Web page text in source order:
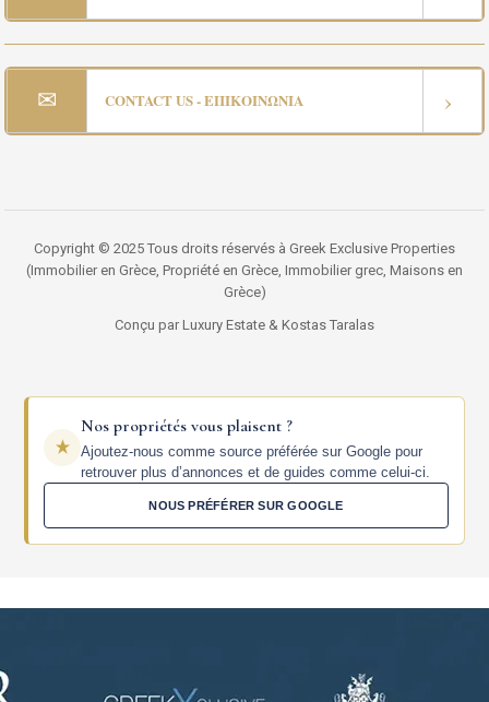
✉ CONTACT US - ΕΠΙΚΟΙΝΩΝΙΑ ›
Copyright © 2025 Tous droits réservés à Greek Exclusive Properties
(Immobilier en Grèce, Propriété en Grèce, Immobilier grec, Maisons en
Grèce)
Conçu par Luxury Estate & Kostas Taralas
Nos propriétés vous plaisent ?
Ajoutez-nous comme source préférée sur Google pour
retrouver plus d’annonces et de guides comme celui-ci.
NOUS PRÉFÉRER SUR GOOGLE